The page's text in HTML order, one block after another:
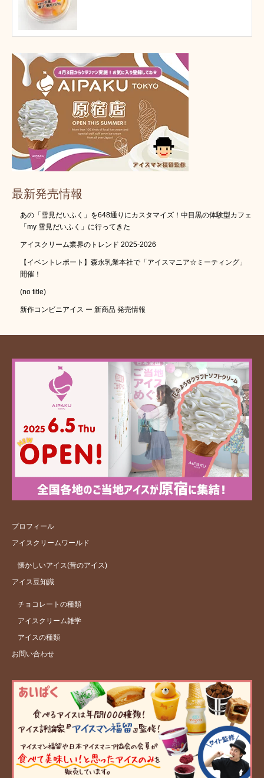
最新発売情報
あの「雪見だいふく」を648通りにカスタマイズ！中目黒の体験型カフェ
「my 雪見だいふく」に行ってきた
アイスクリーム業界のトレンド 2025-2026
【イベントレポート】森永乳業本社で「アイスマニア☆ミーティング」
開催！
(no title)
新作コンビニアイス ー 新商品 発売情報
プロフィール
アイスクリームワールド
懐かしいアイス(昔のアイス)
アイス豆知識
チョコレートの種類
アイスクリーム雑学
アイスの種類
お問い合わせ